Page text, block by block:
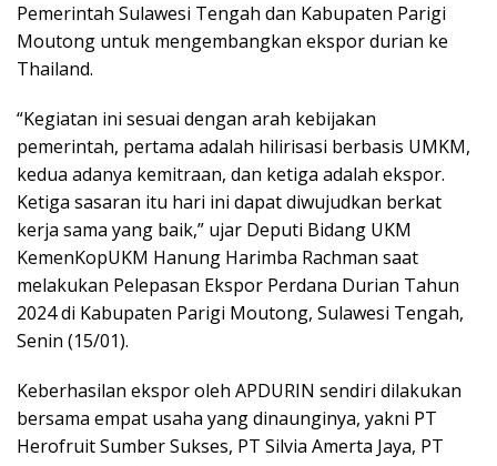
Pemerintah Sulawesi Tengah dan Kabupaten Parigi
Moutong untuk mengembangkan ekspor durian ke
Thailand.
“Kegiatan ini sesuai dengan arah kebijakan
pemerintah, pertama adalah hilirisasi berbasis UMKM,
kedua adanya kemitraan, dan ketiga adalah ekspor.
Ketiga sasaran itu hari ini dapat diwujudkan berkat
kerja sama yang baik,” ujar Deputi Bidang UKM
KemenKopUKM Hanung Harimba Rachman saat
melakukan Pelepasan Ekspor Perdana Durian Tahun
2024 di Kabupaten Parigi Moutong, Sulawesi Tengah,
Senin (15/01).
Keberhasilan ekspor oleh APDURIN sendiri dilakukan
bersama empat usaha yang dinaunginya, yakni PT
Herofruit Sumber Sukses, PT Silvia Amerta Jaya, PT